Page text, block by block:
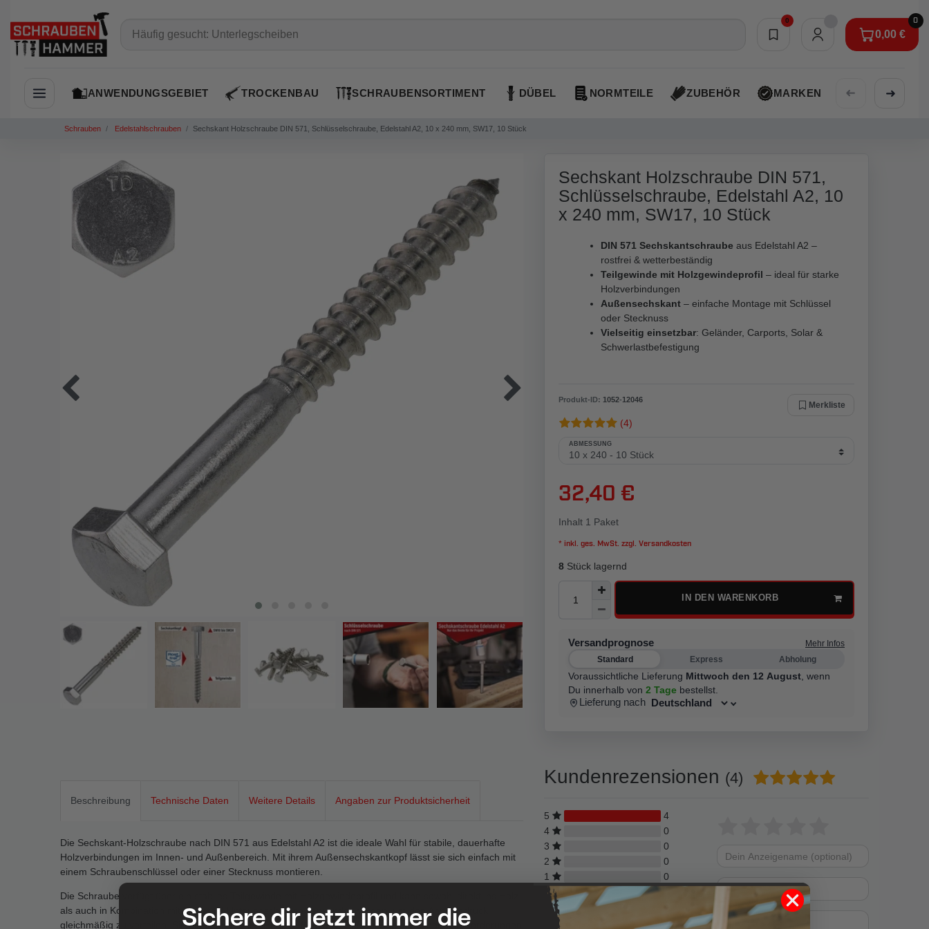
0
Merkliste
0
0,00 €
0,00 €
Navigation öffnen
ANWENDUNGSGEBIET TROCKENBAU SCHRAUBENSORTIMENT DÜBEL NORMTEILE ZUBEHÖR MARKEN AKTIONEN
➜ ➜
Schrauben Edelstahlschrauben Sechskant Holzschraube DIN 571, Schlüsselschraube, Edelstahl A2, 10 x 240 mm, SW17, 10 Stück
Sechskant Holzschraube DIN 571,
Schlüsselschraube, Edelstahl A2, 10
x 240 mm, SW17, 10 Stück
DIN 571 Sechskantschraube aus Edelstahl A2 –
rostfrei & wetterbeständig
Teilgewinde mit Holzgewindeprofil – ideal für starke
Holzverbindungen
Außensechskant – einfache Montage mit Schlüssel
oder Stecknuss
Vielseitig einsetzbar: Geländer, Carports, Solar &
Schwerlastbefestigung
Produkt-ID: 1052-12046
Merkliste
(4)
ABMESSUNG
32,40 €
Inhalt 1 Paket
* inkl. ges. MwSt. zzgl. Versandkosten
8 Stück lagernd
IN DEN WARENKORB
Versandprognose
Mehr Infos
Standard
Express Abholung
Voraussichtliche Lieferung Mittwoch den 12 August wenn
Du innerhalb von 2 Tage bestellst.
Lieferung nach
Beschreibung Technische Daten Weitere Details Angaben zur Produktsicherheit
Die Sechskant-Holzschraube nach DIN 571 aus Edelstahl A2 ist die ideale Wahl für stabile, dauerhafte
Holzverbindungen im Innen- und Außenbereich. Mit ihrem Außensechskantkopf lässt sie sich einfach mit
einem Schraubenschlüssel oder einer Stecknuss montieren.
Die Schraube verfügt über ein stabiles Teilgewinde mit Holzgewindeprofil und kann sowohl direkt ins Holz
als auch in Kombination mit Edelstahl-Unterlegscheiben verwendet werden, um den Anpressdruck
gleichmäßig zu verteilen. Sie eignet sich hervorragend für starke Befestigungen mit hohen Anforderungen
Kundenrezensionen (4)
5
4
4
0
3
0
2
0
1
0
von
von
5
von
5
von
5
von
5
Bewertungssternen
Anzeigename
(optional)
Titel
Sichere dir jetzt immer die